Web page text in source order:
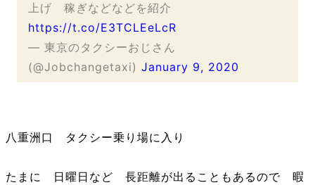
上げ 稼ぎなどなどを紹介
https://t.co/E3TCLEeLcR
— 東京のタクシーおじさん
(@Jobchangetaxi) January 9, 2020
八重洲口 タクシー乗り場に入り
たまに 日曜日など 長距離が出ることもあるので 暇